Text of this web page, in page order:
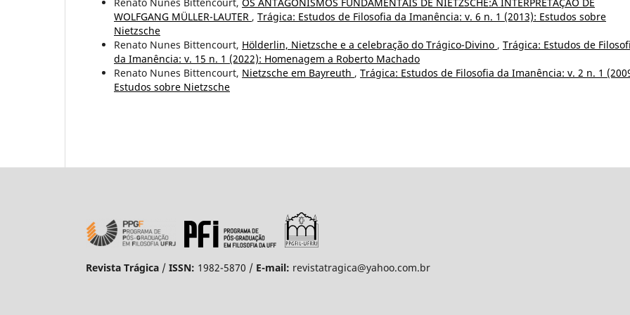
WOLFGANG MÜLLER-LAUTER , Trágica: Estudos de Filosofia da Imanência: v. 6 n. 1 (2013): Estudos sobre
Nietzsche
Renato Nunes Bittencourt, Hölderlin, Nietzsche e a celebração do Trágico-Divino , Trágica: Estudos de
da Imanência: v. 15 n. 1 (2022): Homenagem a Roberto Machado
Renato Nunes Bittencourt, Nietzsche em Bayreuth , Trágica: Estudos de Filosofia da Imanência: v. 2 n. 1
Estudos sobre Nietzsche
Revista Trágica / ISSN: 1982-5870 / E-mail: revistatragica@yahoo.com.br